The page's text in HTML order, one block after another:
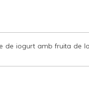
de iogurt amb fruita de